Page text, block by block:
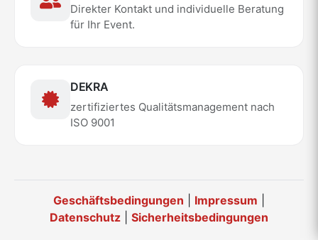
Direkter Kontakt und individuelle Beratung
für Ihr Event.
DEKRA
zertifiziertes Qualitätsmanagement nach
ISO 9001
Geschäftsbedingungen Impressum
Datenschutz
Sicherheitsbedingungen